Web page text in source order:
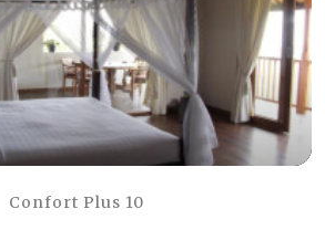
Confort Plus 10